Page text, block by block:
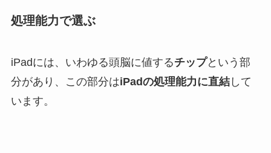
処理能力で選ぶ
iPadには、いわゆる頭脳に値するチップという部
分があり、この部分はiPadの処理能力に直結して
います。